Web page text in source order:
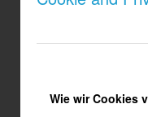
Wie wir Cookies